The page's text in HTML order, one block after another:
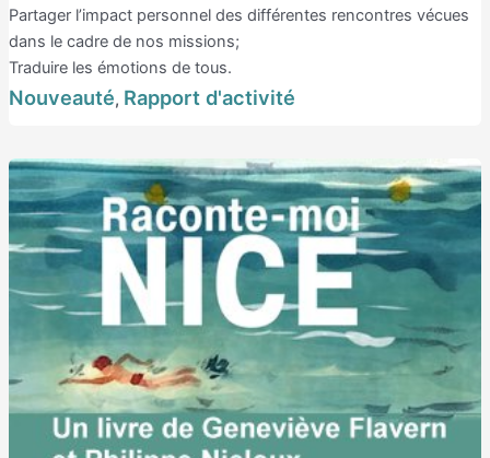
Partager l’impact personnel des différentes rencontres vécues
dans le cadre de nos missions;
Traduire les émotions de tous.
Nouveauté, Rapport d'activité